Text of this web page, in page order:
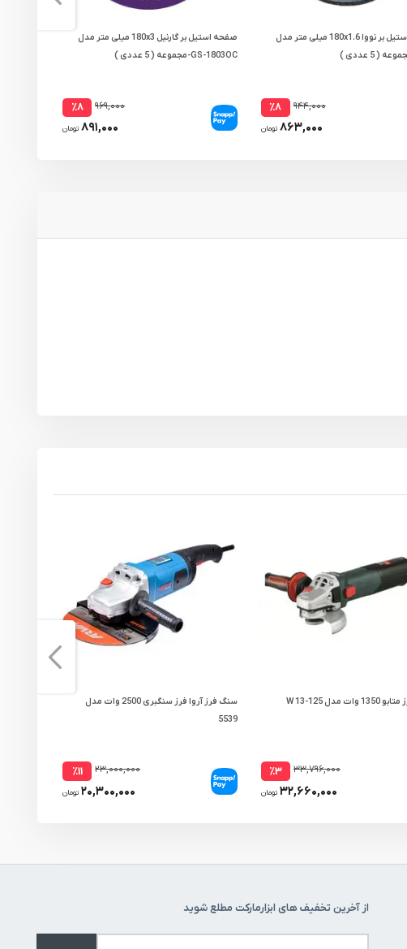
صفحه استیل بر نووا 180x1.6 میلی متر مدل
۹۴۴,۰۰۰ ٪۸
۸۶۳,۰۰۰ تومان
صفحه استیل بر گارنیل 180x3 میلی متر مدل
GS-1803OC-مجموعه ( 5 عددی )
۹۶۹,۰۰۰ ٪۸
۸۹۱,۰۰۰ تومان
مینی فرز متابو 1350 وات مدل W 13-125
۳۳,۷۹۶,۰۰۰ ٪۳
۳۲,۶۶۰,۰۰۰ تومان
سنگ فرز آروا فرز سنگبری 2500 وات مدل
5539
۲۳,۰۰۰,۰۰۰ ٪۱۱
۲۰,۳۰۰,۰۰۰ تومان
از آخرین تخفیف های ابزارمارکت مطلع شوید